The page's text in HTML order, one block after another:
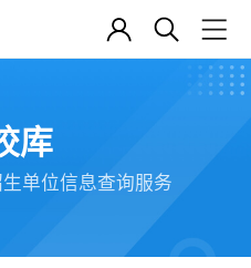
库
单位信息查询服务